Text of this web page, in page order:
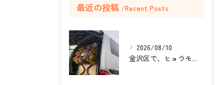
最近の投稿 Recent Posts
2026/08/10
金沢区で、ヒョウモントカゲモドキのラテちゃんのペット火葬のお...